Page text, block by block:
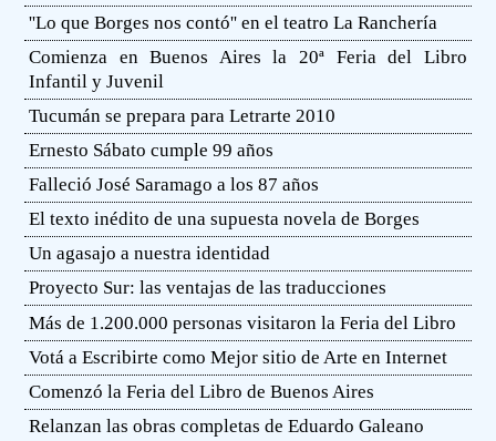
''Lo que Borges nos contó'' en el teatro La Ranchería
Comienza en Buenos Aires la 20ª Feria del Libro
Infantil y Juvenil
Tucumán se prepara para Letrarte 2010
Ernesto Sábato cumple 99 años
Falleció José Saramago a los 87 años
El texto inédito de una supuesta novela de Borges
Un agasajo a nuestra identidad
Proyecto Sur: las ventajas de las traducciones
Más de 1.200.000 personas visitaron la Feria del Libro
Votá a Escribirte como Mejor sitio de Arte en Internet
Comenzó la Feria del Libro de Buenos Aires
Relanzan las obras completas de Eduardo Galeano